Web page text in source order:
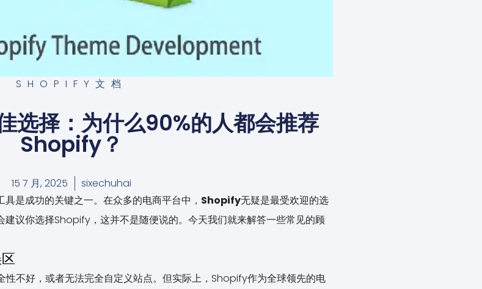
SHOPIFY文档
选择：为什么90%的人都会推荐
Shopify？
15 7 月, 2025
sixechuhai
是成功的关键之一。在众多的电商平台中， Shopify无疑是最受欢迎的选
议你选择Shopify，这并不是随便说的。今天我们就来解答一些常见的顾
性不好，或者无法完全自定义站点。但实际上，Shopify作为全球领先的电